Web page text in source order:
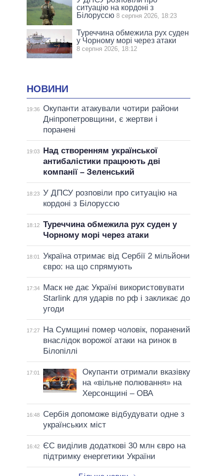
ситуацію на кордоні з
Білоруссю 8 серпня 2026, 18:23
Туреччина обмежила рух суден
у Чорному морі через атаки
8 серпня 2026, 18:12
НОВИНИ
19:36 Окупанти атакували чотири райони
Дніпропетровщини, є жертви і
поранені
19:03
Над створенням української
антибалістики працюють дві
компанії – Зеленський
18:23 У ДПСУ розповіли про ситуацію на
кордоні з Білоруссю
18:12 Туреччина обмежила рух суден у
Чорному морі через атаки
18:01
Україна отримає від Сербії 2 мільйони
євро: на що спрямують
17:34
Маск не дає Україні використовувати
Starlink для ударів по рф і закликає до
угоди
17:27
На Сумщині помер чоловік, поранений
внаслідок ворожої атаки на ринок в
Білопіллі
17:01
Окупанти отримали вказівку
на «вільне полювання» на
Херсонщині – ОВА
16:48
Сербія допоможе відбудувати одне з
українських міст
16:42
ЄС виділив додаткові 30 млн євро на
підтримку енергетики України